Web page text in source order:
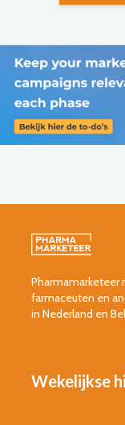
Pharmamarketeer
farmaceuten en
in Nederland en
Wekelijkse